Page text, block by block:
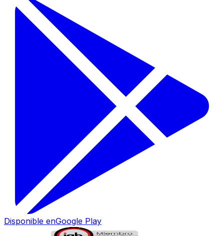
Disponible enGoogle Play